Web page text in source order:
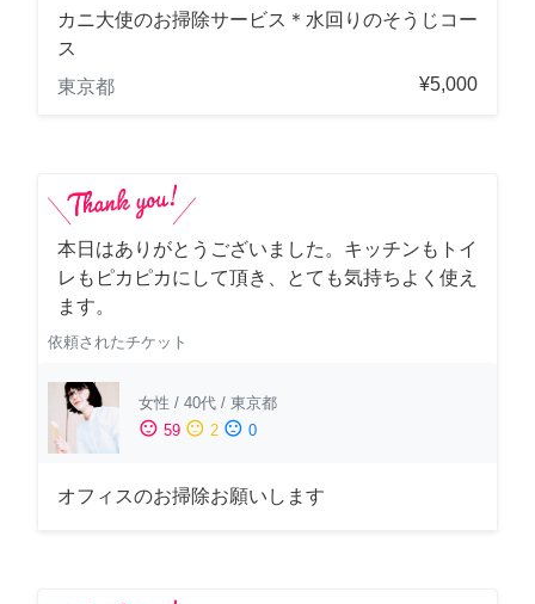
カニ大使のお掃除サービス＊水回りのそうじコー
ス
東京都
¥5,000
本日はありがとうございました。キッチンもトイ
レもピカピカにして頂き、とても気持ちよく使え
ます。
依頼されたチケット
女性 / 40代 / 東京都
sentiment_satisfied 59 sentiment_neutral 2 sentiment_dissatisfied 0
オフィスのお掃除お願いします